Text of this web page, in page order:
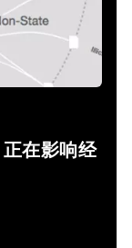
正在影响经